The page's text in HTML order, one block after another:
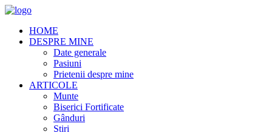
HOME
DESPRE MINE
Date generale
Pasiuni
Prietenii despre mine
ARTICOLE
Munte
Biserici Fortificate
Gânduri
Ştiri